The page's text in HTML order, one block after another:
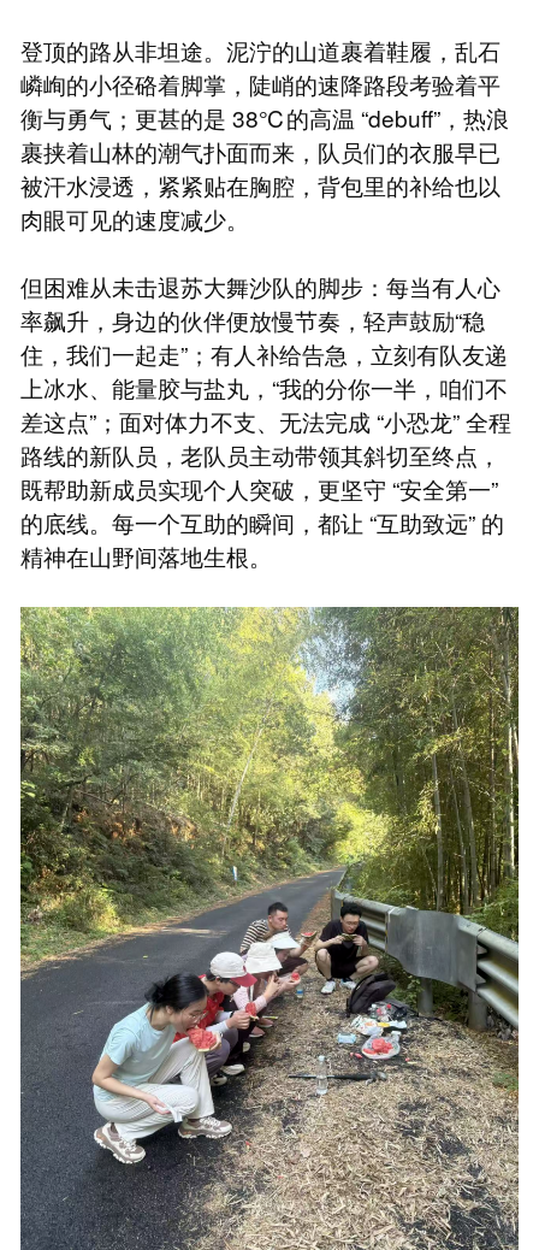
登顶的路从非坦途。泥泞的山道裹着鞋履，乱石
嶙峋的小径硌着脚掌，陡峭的速降路段考验着平
衡与勇气；更甚的是 38℃的高温 “debuff”，热浪
裹挟着山林的潮气扑面而来，队员们的衣服早已
被汗水浸透，紧紧贴在胸腔，背包里的补给也以
肉眼可见的速度减少。
但困难从未击退苏大舞沙队的脚步：每当有人心
率飙升，身边的伙伴便放慢节奏，轻声鼓励“稳
住，我们一起走”；有人补给告急，立刻有队友递
上冰水、能量胶与盐丸，“我的分你一半，咱们不
差这点”；面对体力不支、无法完成 “小恐龙” 全程
路线的新队员，老队员主动带领其斜切至终点，
既帮助新成员实现个人突破，更坚守 “安全第一”
的底线。每一个互助的瞬间，都让 “互助致远” 的
精神在山野间落地生根。